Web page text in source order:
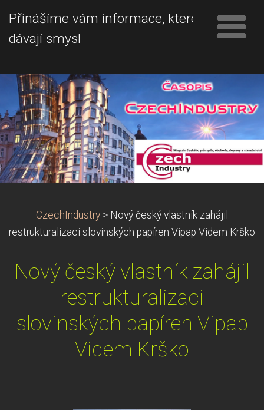
Přinášíme vám informace, které
dávají smysl
CzechIndustry > Nový český vlastník zahájil
restrukturalizaci slovinských papíren Vipap Videm Krško
Nový český vlastník zahájil
restrukturalizaci
slovinských papíren Vipap
Videm Krško